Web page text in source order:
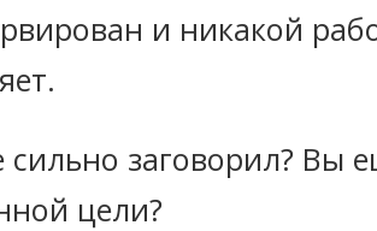
и никакой
сильно заговорил? Вы
цели?